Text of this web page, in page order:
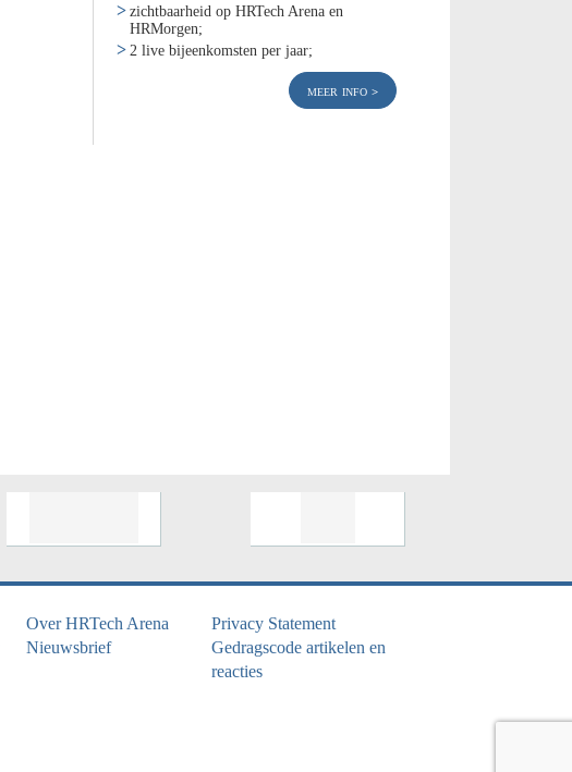
zichtbaarheid op HRTech Arena en
HRMorgen;
2 live bijeenkomsten per jaar;
meer info
Over HRTech Arena
Nieuwsbrief
Privacy Statement
Gedragscode artikelen en
reacties